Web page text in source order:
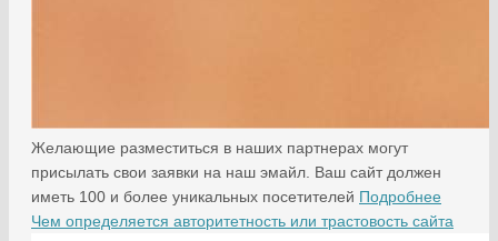
Желающие разместиться в наших партнерах могут
присылать свои заявки на наш эмайл. Ваш сайт должен
иметь 100 и более уникальных посетителей Подробнее
Чем определяется авторитетность или трастовость сайта